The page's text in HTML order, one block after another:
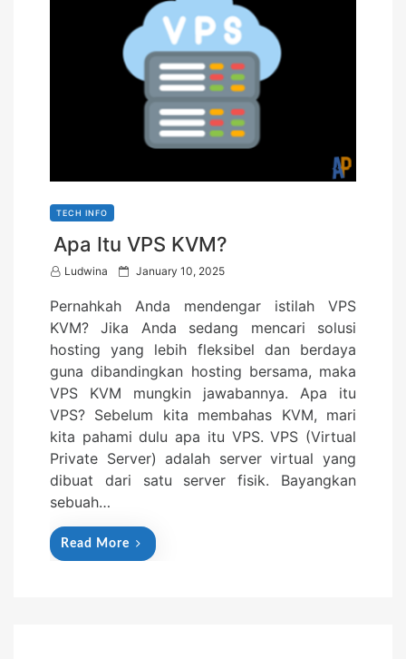
TECH INFO
Apa Itu VPS KVM?
Ludwina
P
e
d
n
January 10, 2025
Pernahkah Anda mendengar istilah VPS
KVM? Jika Anda sedang mencari solusi
hosting yang lebih fleksibel dan berdaya
guna dibandingkan hosting bersama, maka
VPS KVM mungkin jawabannya. Apa itu
VPS? Sebelum kita membahas KVM, mari
kita pahami dulu apa itu VPS. VPS (Virtual
Private Server) adalah server virtual yang
dibuat dari satu server fisik. Bayangkan
sebuah…
Read More